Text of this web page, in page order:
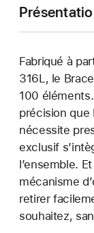
Fabriqué à
316L, le
100
précision que
nécessite
exclusif
l’ensemble.
mécanisme
retirer
souhaitez,